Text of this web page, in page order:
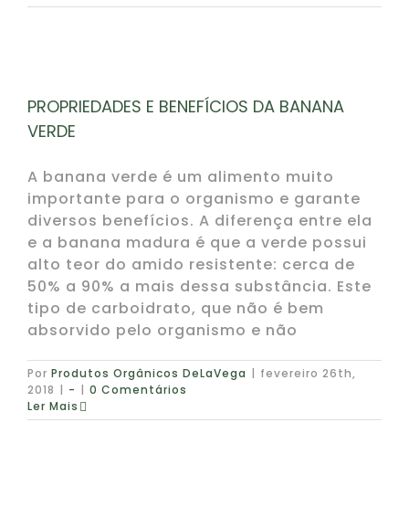
PROPRIEDADES E BENEFÍCIOS DA BANANA
VERDE
A banana verde é um alimento muito
importante para o organismo e garante
diversos benefícios. A diferença entre ela
e a banana madura é que a verde possui
alto teor do amido resistente: cerca de
50% a 90% a mais dessa substância. Este
tipo de carboidrato, que não é bem
absorvido pelo organismo e não
Por Produtos Orgânicos DeLaVega | fevereiro 26th,
2018 | - | 0 Comentários
Ler Mais